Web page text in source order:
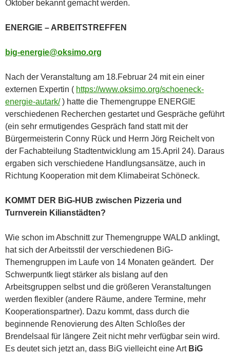
Oktober bekannt gemacht werden.
ENERGIE – ARBEITSTREFFEN
big-energie@oksimo.org
Nach der Veranstaltung am 18.Februar 24 mit ein einer
externen Expertin ( https://www.oksimo.org/schoeneck-
energie-autark/) hatte die Themengruppe ENERGIE
verschiedenen Recherchen gestartet und Gespräche geführt
(ein sehr ermutigendes Gespräch fand statt mit der
Bürgermeisterin Conny Rück und Herrn Jörg Reichelt von
der Fachabteilung Stadtentwicklung am 15.April 24). Daraus
ergaben sich verschiedene Handlungsansätze, auch in
Richtung Kooperation mit dem Klimabeirat Schöneck.
KOMMT DER BiG-HUB zwischen Pizzeria und
Turnverein Kilianstädten?
Wie schon im Abschnitt zur Themengruppe WALD anklingt,
hat sich der Arbeitsstil der verschiedenen BiG-
Themengruppen im Laufe von 14 Monaten geändert. Der
Schwerpuntk liegt stärker als bislang auf den
Arbeitsgruppen selbst und die größeren Veranstaltungen
werden flexibler (andere Räume, andere Termine, mehr
Kooperationspartner). Dazu kommt, dass durch die
beginnende Renovierung des Alten Schloßes der
Brendelsaal für längere Zeit nicht mehr verfügbar sein wird.
Es deutet sich jetzt an, dass BiG vielleicht eine Art BiG